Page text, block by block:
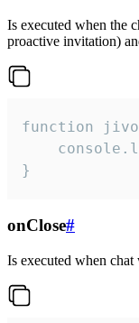
Is executed when the
proactive invitation)
function
}
onClose#
Is executed when